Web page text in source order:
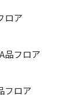
ロア
品フロア
フロア